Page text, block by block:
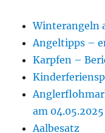
Winterangeln
Angeltipps –
Karpfen –
am 04.05.2025
Aalbesatz